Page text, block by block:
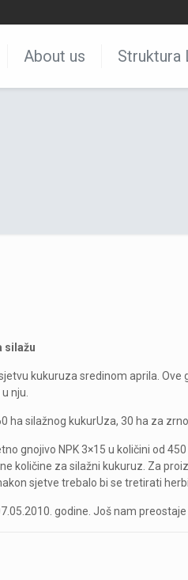
About us Struktura
silažu
kukuruza sredinom aprila.
nju.
ha silažnog kukurUza, 30 ha za
gnojivo NPK 3×15 u količini od
količine za silažni kukuruz. Za
sjetve trebalo bi se tretirati
godine. Još nam